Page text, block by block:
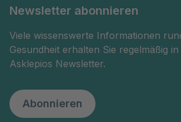
Newsletter abonnieren
Viele wissenswerte Informationen
Gesundheit erhalten Sie regelmäßig
Asklepios Newsletter.
Abonnieren